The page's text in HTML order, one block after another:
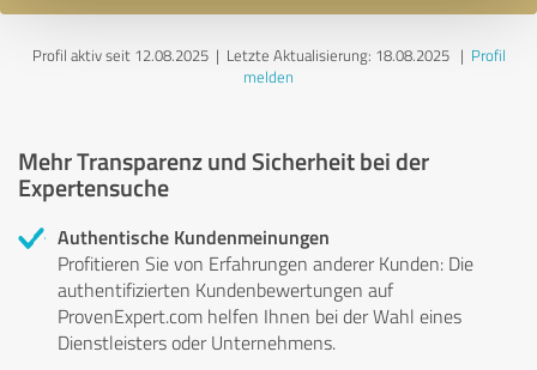
Profil aktiv seit 12.08.2025 | Letzte Aktualisierung: 18.08.2025| Profil
melden
Mehr Transparenz und Sicherheit bei der
Expertensuche
Authentische Kundenmeinungen
Profitieren Sie von Erfahrungen anderer Kunden: Die
authentifizierten Kundenbewertungen auf
ProvenExpert.com helfen Ihnen bei der Wahl eines
Dienstleisters oder Unternehmens.